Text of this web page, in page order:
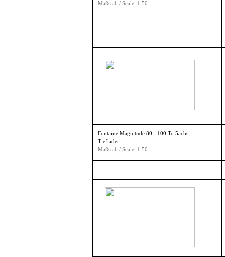
Maßstab / Scale: 1:50
Fontaine Magnitude 80 - 100 To 5achs
Tieflader
Maßstab / Scale: 1:50